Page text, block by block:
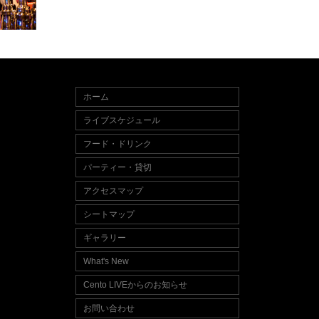
ホーム
ライブスケジュール
フード・ドリンク
パーティー・貸切
アクセスマップ
シートマップ
ギャラリー
What's New
Cento LIVEからのお知らせ
お問い合わせ